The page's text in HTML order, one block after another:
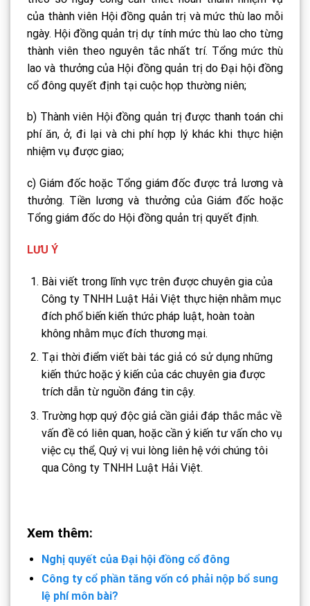
của thành viên Hội đồng quản trị và mức thù lao mỗi
ngày. Hội đồng quản trị dự tính mức thù lao cho từng
thành viên theo nguyên tắc nhất trí. Tổng mức thù
lao và thưởng của Hội đồng quản trị do Đại hội đồng
cổ đông quyết định tại cuộc họp thường niên;
b) Thành viên Hội đồng quản trị được thanh toán chi
phí ăn, ở, đi lại và chi phí hợp lý khác khi thực hiện
nhiệm vụ được giao;
c) Giám đốc hoặc Tổng giám đốc được trả lương và
thưởng. Tiền lương và thưởng của Giám đốc hoặc
Tổng giám đốc do Hội đồng quản trị quyết định.
LƯU Ý
Bài viết trong lĩnh vực trên được chuyên gia của
Công ty TNHH Luật Hải Việt thực hiện nhằm mục
đích phổ biến kiến thức pháp luật, hoàn toàn
không nhằm mục đích thương mại.
Tại thời điểm viết bài tác giả có sử dụng những
kiến thức hoặc ý kiến của các chuyên gia được
trích dẫn từ nguồn đáng tin cậy.
Trường hợp quý độc giả cần giải đáp thắc mắc về
vấn đề có liên quan, hoặc cần ý kiến tư vấn cho vụ
việc cụ thể, Quý vị vui lòng liên hệ với chúng tôi
qua Công ty TNHH Luật Hải Việt.
Xem thêm:
Nghị quyết của Đại hội đồng cổ đông
Công ty cổ phần tăng vốn có phải nộp bổ sung
lệ phí môn bài?